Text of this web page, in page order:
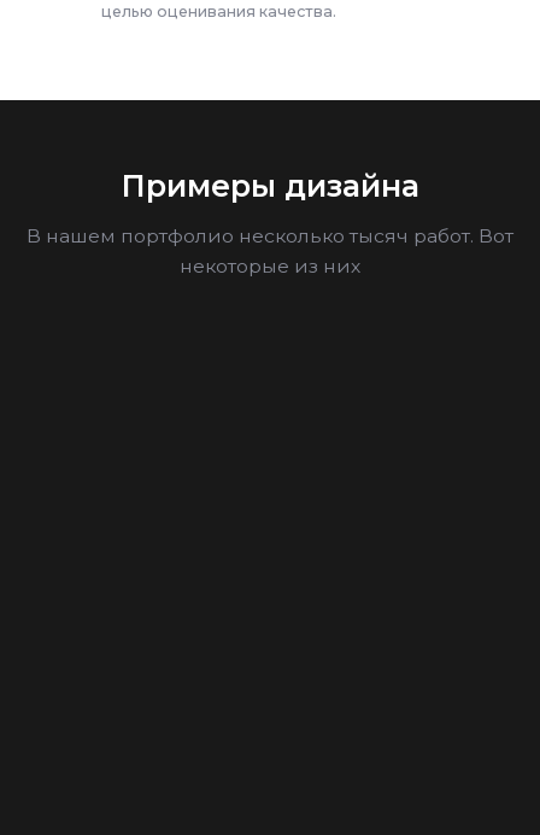
целью оценивания качества.
Примеры дизайна
В нашем портфолио несколько тысяч работ. Вот
некоторые из них